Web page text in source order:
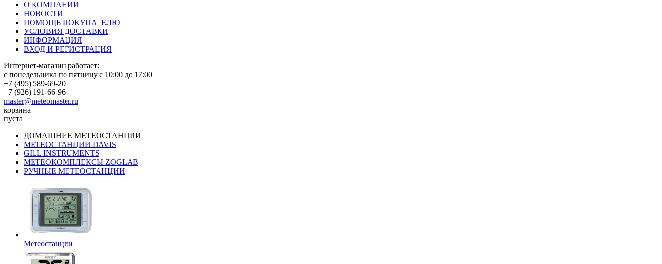
О КОМПАНИИ
НОВОСТИ
ПОМОЩЬ ПОКУПАТЕЛЮ
УСЛОВИЯ ДОСТАВКИ
ИНФОРМАЦИЯ
ВХОД И РЕГИСТРАЦИЯ
Интернет-магазин работает:
с понедельника по пятницу с 10:00 до 17:00
+7 (495) 589-69-20
+7 (926) 191-66-96
master@meteomaster.ru
корзина
пуста
ДОМАШНИЕ МЕТЕОСТАНЦИИ
МЕТЕОСТАНЦИИ DAVIS
GILL INSTRUMENTS
МЕТЕОКОМПЛЕКСЫ ZOGLAB
РУЧНЫЕ МЕТЕОСТАНЦИИ
Метеостанции